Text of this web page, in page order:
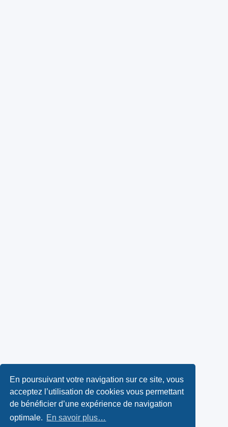
En poursuivant votre navigation sur ce site, vous
acceptez l’utilisation de cookies vous permettant
de bénéficier d’une expérience de navigation
optimale. En savoir plus…